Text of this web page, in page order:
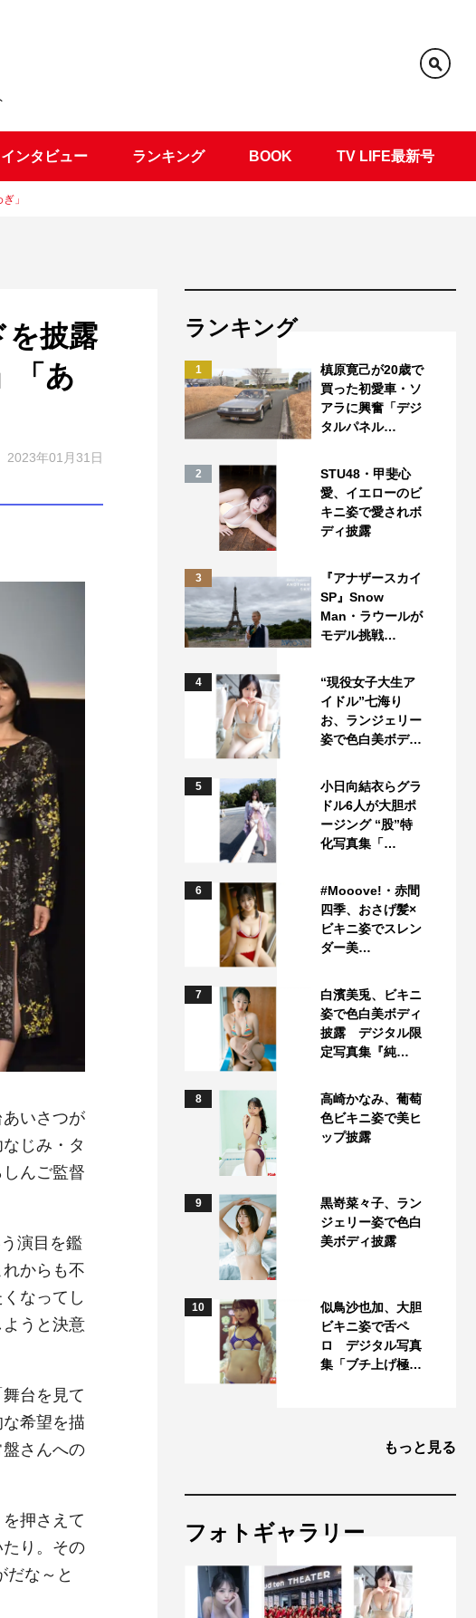
ンタビュー ランキング BOOK TV LIFE最新号
」
を披露
「あ
2023年01月31日
いさつが
じみ・タ
んご監督
演目を鑑
からも不
なってし
うと決意
台を見て
希望を描
さんへの
押さえて
り。その
だな～と
ランキング
1
槙原寛己が20歳で
買った初愛車・ソ
アラに興奮「デジ
タルパネル…
2
STU48・甲斐心
愛、イエローのビ
キニ姿で愛されボ
ディ披露
3
『アナザースカイ
SP』Snow
Man・ラウールが
モデル挑戦…
4
“現役女子大生ア
イドル”七海り
お、ランジェリー
姿で色白美ボデ…
5
小日向結衣らグラ
ドル6人が大胆ポ
ージング “股”特
化写真集「…
6
#Mooove!・赤間
四季、おさげ髪×
ビキニ姿でスレン
ダー美…
7
白濱美兎、ビキニ
姿で色白美ボディ
披露 デジタル限
定写真集『純…
8
高崎かなみ、葡萄
色ビキニ姿で美ヒ
ップ披露
9
黒嵜菜々子、ラン
ジェリー姿で色白
美ボディ披露
10
似鳥沙也加、大胆
ビキニ姿で舌ペ
ロ デジタル写真
集「ブチ上げ極…
もっと見る
フォトギャラリー